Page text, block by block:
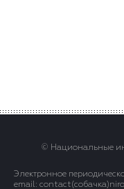
© Национальные
Электронное
email: